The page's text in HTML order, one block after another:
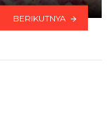
BERIKUTNYA